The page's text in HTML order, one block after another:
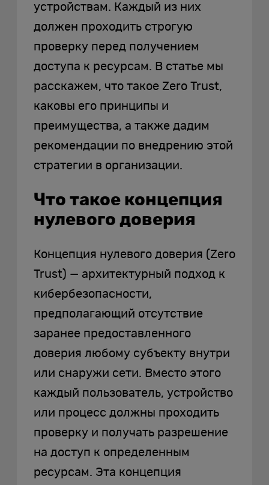
устройствам. Каждый из них
должен проходить строгую
проверку перед получением
доступа к ресурсам. В статье мы
расскажем, что такое Zero Trust,
каковы его принципы и
преимущества, а также дадим
рекомендации по внедрению этой
стратегии в организации.
Что такое концепция
нулевого доверия
Концепция нулевого доверия (Zero
Trust) — архитектурный подход к
кибербезопасности,
предполагающий отсутствие
заранее предоставленного
доверия любому субъекту внутри
или снаружи сети. Вместо этого
каждый пользователь, устройство
или процесс должны проходить
проверку и получать разрешение
на доступ к определенным
ресурсам. Эта концепция